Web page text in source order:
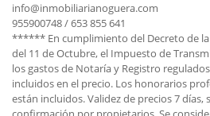
info@inmobiliarianoguera.com
955900748 / 653 855 641
****** En cumplimiento del Decreto de la
del 11 de Octubre, el Impuesto de
los gastos de Notaría y Registro
incluidos en el precio. Los honorarios
están incluidos. Validez de precios 7